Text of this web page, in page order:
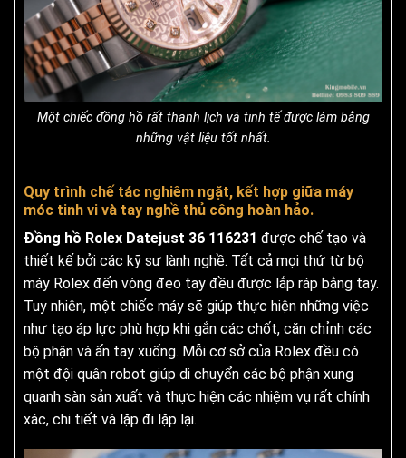
Một chiếc đồng hồ rất thanh lịch và tinh tế được làm bằng
những vật liệu tốt nhất.
Quy trình chế tác nghiêm ngặt, kết hợp giữa máy
móc tinh vi và tay nghề thủ công hoàn hảo.
Đồng hồ Rolex Datejust 36 116231 được chế tạo và
thiết kế bởi các kỹ sư lành nghề. Tất cả mọi thứ từ bộ
máy Rolex đến vòng đeo tay đều được lắp ráp bằng tay.
Tuy nhiên, một chiếc máy sẽ giúp thực hiện những việc
như tạo áp lực phù hợp khi gắn các chốt, căn chỉnh các
bộ phận và ấn tay xuống. Mỗi cơ sở của Rolex đều có
một đội quân robot giúp di chuyển các bộ phận xung
quanh sàn sản xuất và thực hiện các nhiệm vụ rất chính
xác, chi tiết và lặp đi lặp lại.